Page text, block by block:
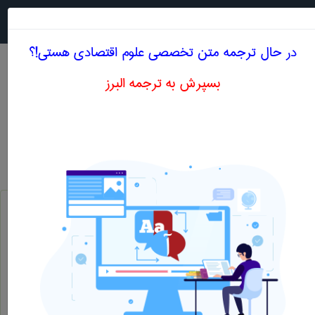
معنی MARKETING MIX
علوم اقتصادی
marketing mix
در حال ترجمه متن تخصصی علوم اقتصادی هستی!؟
بسپرش به ترجمه البرز